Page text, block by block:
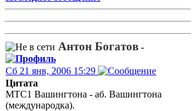
Антон Богатов -
Сб 21 янв, 2006 15:29
Цитата
МТС1 Вашингтона - аб. Вашингтона
(международка).